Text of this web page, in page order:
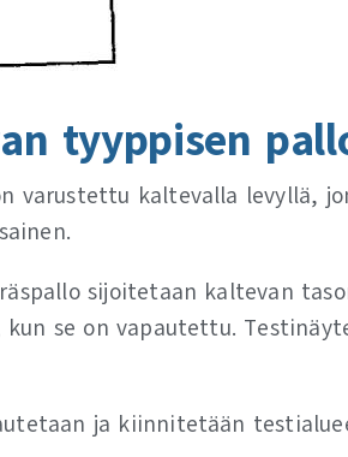
tyyppisen
varustettu kaltevalla levyllä,
sijoitetaan kaltevan
se on vapautettu.
ja kiinnitetään